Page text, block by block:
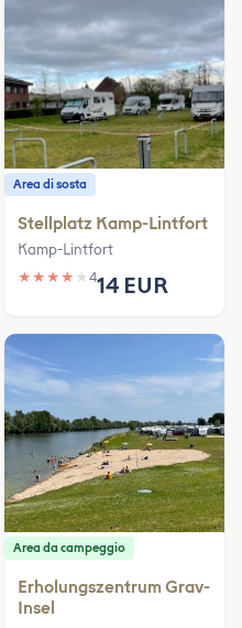
Area di sosta
Stellplatz Kamp-Lintfort
Kamp-Lintfort
★ ★ ★ ★ ★ 414 EUR
Area da campeggio
Erholungszentrum Grav-
Insel